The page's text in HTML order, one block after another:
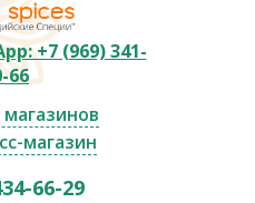
+7 (969) 341-
66
магазин
66-29